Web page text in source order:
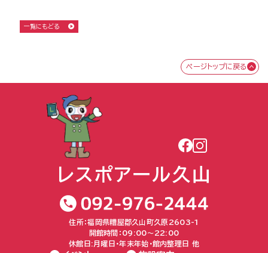
一覧にもどる
ページトップに戻る
住所：福岡県糟屋郡久山町久原2603-1
開館時間：09:00〜22:00
休館日:月曜日・年末年始・館内整理日 他